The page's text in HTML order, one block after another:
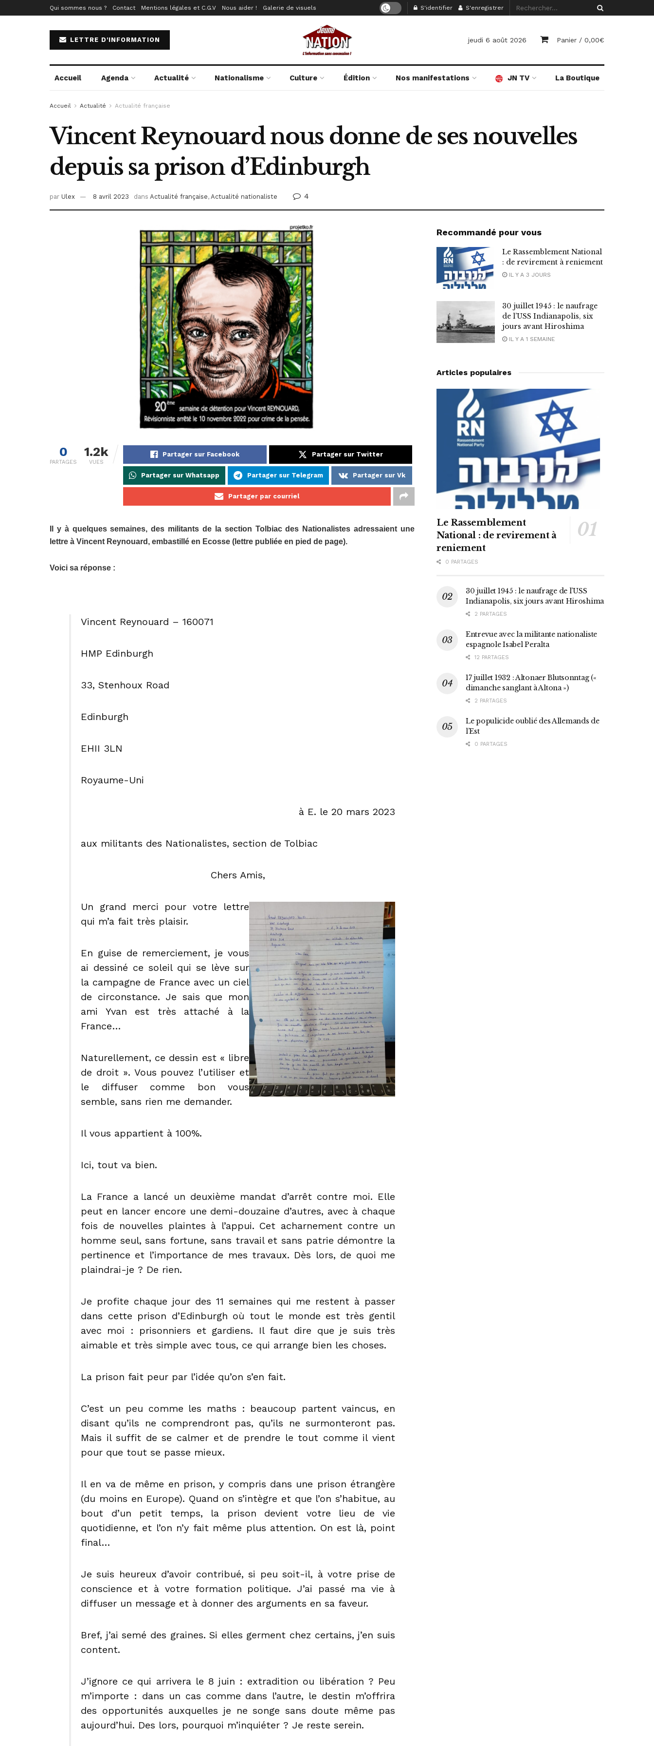
Qui sommes nous ? Contact Mentions légales et C.G.V Nous aider ! Galerie de visuels S'identifier S'enregistrer
LETTRE D'INFORMATION jeudi 6 août 2026 Panier / 0,00€
Accueil Agenda Actualité Nationalisme Culture Édition Nos manifestations JN TV La Boutique
Accueil Actualité Actualité française
Vincent Reynouard nous donne de ses nouvelles
depuis sa prison d’Edinburgh
par Ulex 8 avril 2023 dans Actualité française, Actualité nationaliste 4
0
PARTAGES
1.2k
VUES
Partager sur Facebook Partager sur Twitter
Partager sur Whatsapp Partager sur Telegram Partager sur Vk
Partager par courriel
Il y à quelques semaines, des militants de la section Tolbiac des Nationalistes adressaient une
lettre à Vincent Reynouard, embastillé en Ecosse (lettre publiée en pied de page).
Voici sa réponse :
Vincent Reynouard – 160071
HMP Edinburgh
33, Stenhoux Road
Edinburgh
EHII 3LN
Royaume-Uni
à E. le 20 mars 2023
aux militants des Nationalistes, section de Tolbiac
Chers Amis,
Un grand merci pour votre lettre
qui m’a fait très plaisir.
En guise de remerciement, je vous
ai dessiné ce soleil qui se lève sur
la campagne de France avec un ciel
de circonstance. Je sais que mon
ami Yvan est très attaché à la
France…
Naturellement, ce dessin est « libre
de droit ». Vous pouvez l’utiliser et
le diffuser comme bon vous
semble, sans rien me demander.
Il vous appartient à 100%.
Ici, tout va bien.
La France a lancé un deuxième mandat d’arrêt contre moi. Elle
peut en lancer encore une demi-douzaine d’autres, avec à chaque
fois de nouvelles plaintes à l’appui. Cet acharnement contre un
homme seul, sans fortune, sans travail et sans patrie démontre la
pertinence et l’importance de mes travaux. Dès lors, de quoi me
plaindrai-je ? De rien.
Je profite chaque jour des 11 semaines qui me restent à passer
dans cette prison d’Edinburgh où tout le monde est très gentil
avec moi : prisonniers et gardiens. Il faut dire que je suis très
aimable et très simple avec tous, ce qui arrange bien les choses.
La prison fait peur par l’idée qu’on s’en fait.
C’est un peu comme les maths : beaucoup partent vaincus, en
disant qu’ils ne comprendront pas, qu’ils ne surmonteront pas.
Mais il suffit de se calmer et de prendre le tout comme il vient
pour que tout se passe mieux.
Il en va de même en prison, y compris dans une prison étrangère
(du moins en Europe). Quand on s’intègre et que l’on s’habitue, au
bout d’un petit temps, la prison devient votre lieu de vie
quotidienne, et l’on n’y fait même plus attention. On est là, point
final…
Je suis heureux d’avoir contribué, si peu soit-il, à votre prise de
conscience et à votre formation politique. J’ai passé ma vie à
diffuser un message et à donner des arguments en sa faveur.
Bref, j’ai semé des graines. Si elles germent chez certains, j’en suis
content.
J’ignore ce qui arrivera le 8 juin : extradition ou libération ? Peu
m’importe : dans un cas comme dans l’autre, le destin m’offrira
des opportunités auxquelles je ne songe sans doute même pas
aujourd’hui. Des lors, pourquoi m’inquiéter ? Je reste serein.
Recommandé pour vous
Le Rassemblement National
: de revirement à reniement
IL Y A 3 JOURS
30 juillet 1945 : le naufrage
de l’USS Indianapolis, six
jours avant Hiroshima
IL Y A 1 SEMAINE
Articles populaires
Le Rassemblement
National : de revirement à
reniement
0 PARTAGES
30 juillet 1945 : le naufrage de l’USS
Indianapolis, six jours avant Hiroshima
2 PARTAGES
Entrevue avec la militante nationaliste
espagnole Isabel Peralta
12 PARTAGES
17 juillet 1932 : Altonaer Blutsonntag («
dimanche sanglant à Altona »)
2 PARTAGES
Le populicide oublié des Allemands de
l’Est
0 PARTAGES